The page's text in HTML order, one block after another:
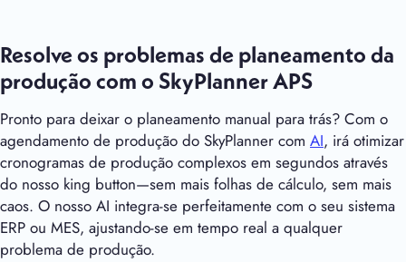
Resolve os problemas de planeamento da
produção com o SkyPlanner APS
Pronto para deixar o planeamento manual para trás? Com o
agendamento de produção do SkyPlanner com AI, irá otimizar
cronogramas de produção complexos em segundos através
do nosso king button—sem mais folhas de cálculo, sem mais
caos. O nosso AI integra-se perfeitamente com o seu sistema
ERP ou MES, ajustando-se em tempo real a qualquer
problema de produção.